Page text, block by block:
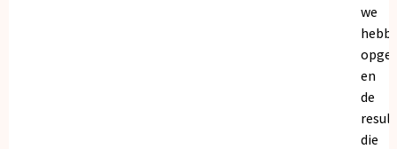
we
en
de
die